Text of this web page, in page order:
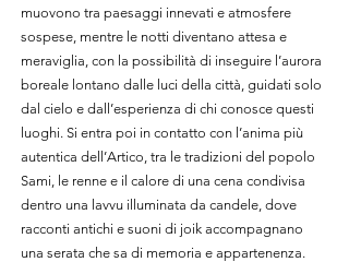
muovono tra paesaggi innevati e atmosfere
sospese, mentre le notti diventano attesa e
meraviglia, con la possibilità di inseguire l’aurora
boreale lontano dalle luci della città, guidati solo
dal cielo e dall’esperienza di chi conosce questi
luoghi. Si entra poi in contatto con l’anima più
autentica dell’Artico, tra le tradizioni del popolo
Sami, le renne e il calore di una cena condivisa
dentro una lavvu illuminata da candele, dove
racconti antichi e suoni di joik accompagnano
una serata che sa di memoria e appartenenza.